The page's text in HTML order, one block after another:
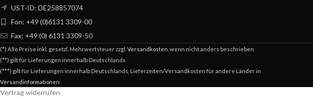
UST-ID: DE258857074
Fon: +49 (0)6131 3309-00
Fax: +49 (0) 6131 3309-50
(*) Alle Preise inkl. gesetzl. Mehrwertsteuer zzgl. Versandkosten , wenn nicht anders beschrieben
(**) gilt für Lieferungen innerhalb Deutschlands
(***) gilt für Lieferungen innerhalb Deutschlands, Lieferzeiten/Versandkosten für andere Länder in
Versandinformationen
Vertrag widerrufen